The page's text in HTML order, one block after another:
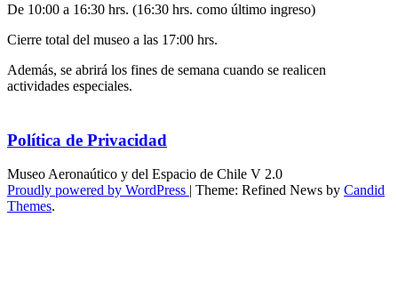
De 10:00 a 16:30 hrs. (16:30 hrs. como último ingreso)
Cierre total del museo a las 17:00 hrs.
Además, se abrirá los fines de semana cuando se realicen
actividades especiales.
Política de Privacidad
Museo Aeronaútico y del Espacio de Chile V 2.0
Proudly powered by WordPress | Theme: Refined News by Candid
Themes.